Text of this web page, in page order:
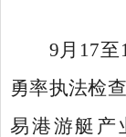
9月17
勇率执法检
易港游艇产